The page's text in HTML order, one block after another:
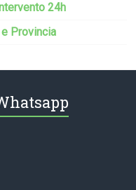
24h
Provincia